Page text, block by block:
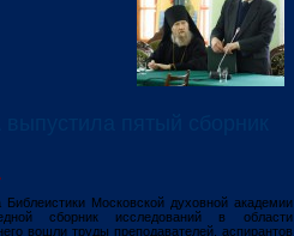
Московской духовной академии
сборник исследований в области
вошли труды преподавателей, аспирантов